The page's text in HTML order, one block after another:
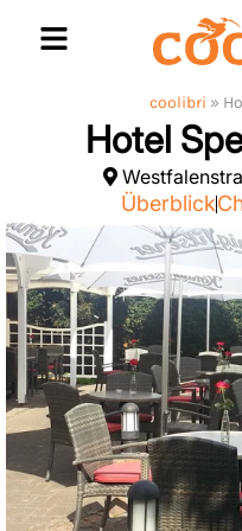
coolibri »
Hotel
Überblick